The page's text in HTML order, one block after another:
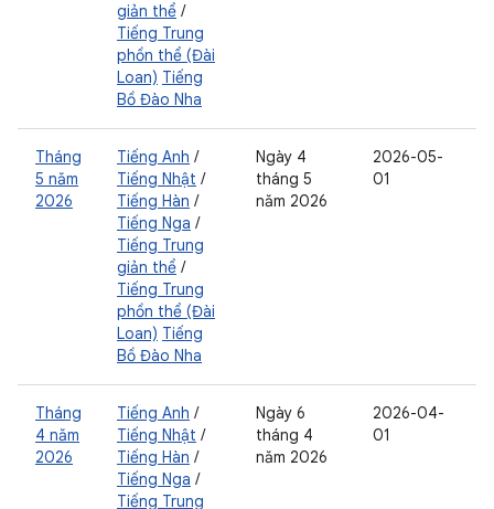
giản thể /
Tiếng Trung
phồn thể (Đài
Loan) Tiếng
Bồ Đào Nha
Tháng
5 năm
2026
Tiếng Anh /
Tiếng Nhật /
Tiếng Hàn /
Tiếng Nga /
Tiếng Trung
giản thể /
Tiếng Trung
phồn thể (Đài
Loan) Tiếng
Bồ Đào Nha
Ngày 4
tháng 5
năm 2026
2026-05-
01
Tháng
4 năm
2026
Tiếng Anh /
Tiếng Nhật /
Tiếng Hàn /
Tiếng Nga /
Tiếng Trung
Ngày 6
tháng 4
năm 2026
2026-04-
01